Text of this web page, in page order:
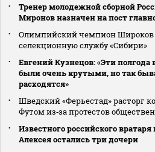
Тренер молодежной сборной
Миронов назначен на пост
Олимпийский чемпион Широков
селекционную службу «Сибири»
Евгений Кузнецов: «Эти полгода
были очень крутыми, но так
расходятся»
Шведский «Ферьестад» расторг
Футом из‑за протестов
Известного российского вратаря
Алексея остались три дочери